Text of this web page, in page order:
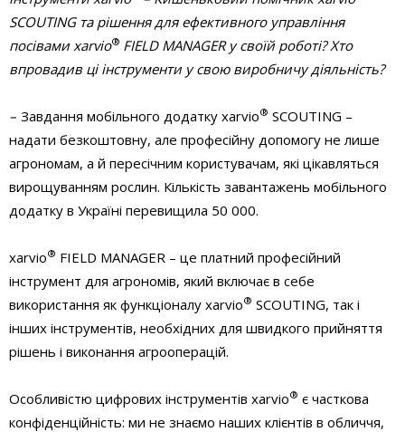
SCOUTING та рішення для ефективного управління
посівами xarvio® FIELD MANAGER у своїй роботі? Хто
впровадив ці інструмен­ти у свою виробничу діяльність?
– Завдання мобільного додатку xarvio® SCOUTING –
надати безкоштовну, але професійну допомогу не лише
агрономам, а й пересічним користувачам, які цікавляться
вирощуванням рослин. Кількість завантажень мобільного
додатку в Україні перевищила 50 000.
xarvio® FIELD MANAGER – це платний професійний
інструмент для агрономів, який включає в себе
використання як функціоналу xarvio® SCOUTING, так і
інших інструментів, необхідних для швидкого прийняття
рішень і виконання агрооперацій.
Особливістю цифрових інструментів xarvio® є часткова
конфіденційність: ми не знаємо наших клієнтів в обличчя,